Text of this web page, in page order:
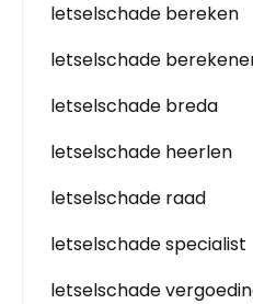
letselschade bereken
letselschade
letselschade breda
letselschade heerlen
letselschade raad
letselschade specialist
letselschade